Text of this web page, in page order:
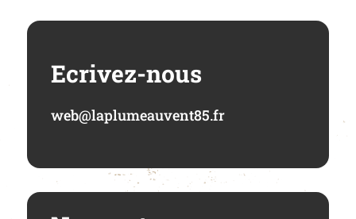
Ecrivez-nous
web@laplumeauvent85.fr